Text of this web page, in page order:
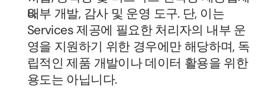
내부 개발, 감사 및 운영 도구. 단, 이는
Services 제공에 필요한 처리자의 내부 운
영을 지원하기 위한 경우에만 해당하며, 독
립적인 제품 개발이나 데이터 활용을 위한
용도는 아닙니다.